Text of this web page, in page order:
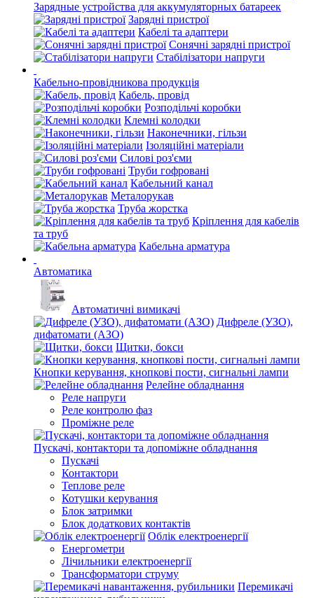
Зарядные устройства для аккумуляторных батареек
Зарядні пристрої
Кабелі та адаптери
Сонячні зарядні пристрої
Стабілізатори напруги
Кабельно-провідникова продукція
Кабель, провід
Розподільчі коробки
Клемні колодки
Наконечники, гільзи
Ізоляційні матеріали
Силові роз'єми
Труби гофровані
Кабельний канал
Металорукав
Труба жорстка
Кріплення для кабелів
та труб
Кабельна арматура
Автоматика
Автоматичні вимикачі
Дифреле (УЗО),
дифатомати (АЗО)
Щитки, бокси
Кнопки керування, кнопкові пости, сигнальні лампи
Релейне обладнання
Реле напруги
Реле контролю фаз
Проміжне реле
Пускачі, контактори та допоміжне обладнання
Пускачі
Контактори
Теплове реле
Котушки керування
Блок затримки
Блок додаткових контактів
Облік електроенергії
Енергометри
Лічильники електроенергії
Трансформатори струму
Перемикачі